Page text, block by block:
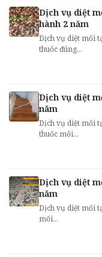
Dịch vụ diệt
hành 2 năm
Dịch vụ diệt mối
thuốc đúng...
Dịch vụ diệt
năm
Dịch vụ diệt mối
thuốc mối...
Dịch vụ diệt
năm
Dịch vụ diệt mối
mối...